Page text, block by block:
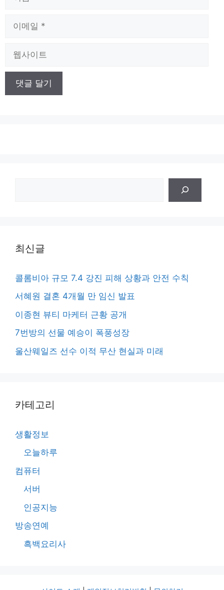
최신글
콜롬비아 규모 7.4 강진 피해 상황과 안전 수칙
서혜원 결혼 4개월 만 임신 발표
이종현 뷰티 마케터 근황 공개
7번방의 선물 예승이 폭풍성장
울산웨일즈 선수 이적 무산 현실과 미래
카테고리
생활정보
오늘하루
컴퓨터
서버
인공지능
방송연예
흑백요리사